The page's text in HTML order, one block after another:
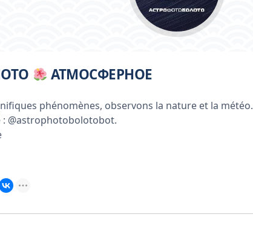
АТМОСФЕРНОЕ
phénomènes, observons la nature et la météo.
@astrophotobolotobot.